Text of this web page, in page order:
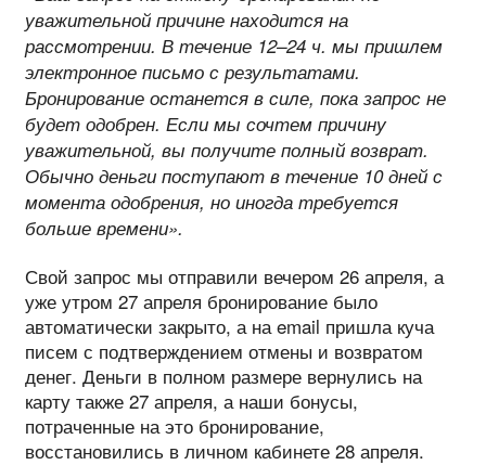
уважительной причине находится на
рассмотрении. В течение 12–24 ч. мы пришлем
электронное письмо с результатами.
Бронирование останется в силе, пока запрос не
будет одобрен. Если мы сочтем причину
уважительной, вы получите полный возврат.
Обычно деньги поступают в течение 10 дней с
момента одобрения, но иногда требуется
больше времени».
Свой запрос мы отправили вечером 26 апреля, а
уже утром 27 апреля бронирование было
автоматически закрыто, а на email пришла куча
писем с подтверждением отмены и возвратом
денег. Деньги в полном размере вернулись на
карту также 27 апреля, а наши бонусы,
потраченные на это бронирование,
восстановились в личном кабинете 28 апреля.